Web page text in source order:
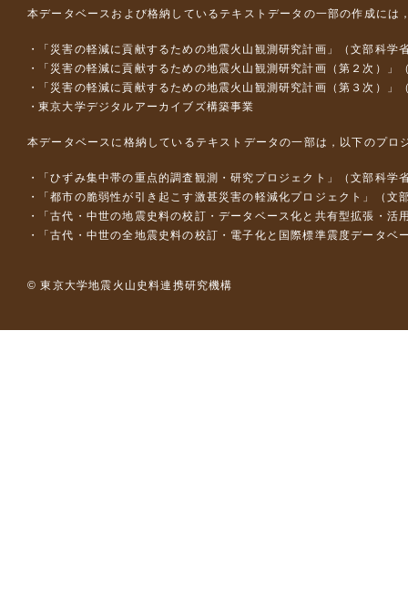
本データベースおよび格納しているテキストデータの一部の作成には
「災害の軽減に貢献するための地震火山観測研究計画」（文部科学
「災害の軽減に貢献するための地震火山観測研究計画（第２次）」
「災害の軽減に貢献するための地震火山観測研究計画（第３次）」
東京大学デジタルアーカイブズ構築事業
本データベースに格納しているテキストデータの一部は，以下のプロ
「ひずみ集中帯の重点的調査観測・研究プロジェクト」（文部科
「都市の脆弱性が引き起こす激甚災害の軽減化プロジェクト」（
「古代・中世の地震史料の校訂・データベース化と共有型拡張・
「古代・中世の全地震史料の校訂・電子化と国際標準震度データ
© 東京大学地震火山史料連携研究機構